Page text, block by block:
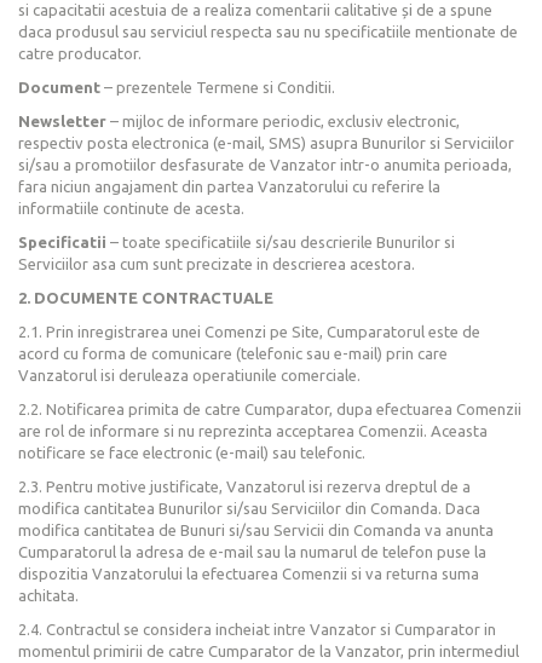
si capacitatii acestuia de a realiza comentarii calitative și de a spune
daca produsul sau serviciul respecta sau nu specificatiile mentionate de
catre producator.
Document – prezentele Termene si Conditii.
Newsletter – mijloc de informare periodic, exclusiv electronic,
respectiv posta electronica (e-mail, SMS) asupra Bunurilor si Serviciilor
si/sau a promotiilor desfasurate de Vanzator intr-o anumita perioada,
fara niciun angajament din partea Vanzatorului cu referire la
informatiile continute de acesta.
Specificatii – toate specificatiile si/sau descrierile Bunurilor si
Serviciilor asa cum sunt precizate in descrierea acestora.
2. DOCUMENTE CONTRACTUALE
2.1. Prin inregistrarea unei Comenzi pe Site, Cumparatorul este de
acord cu forma de comunicare (telefonic sau e-mail) prin care
Vanzatorul isi deruleaza operatiunile comerciale.
2.2. Notificarea primita de catre Cumparator, dupa efectuarea Comenzii
are rol de informare si nu reprezinta acceptarea Comenzii. Aceasta
notificare se face electronic (e-mail) sau telefonic.
2.3. Pentru motive justificate, Vanzatorul isi rezerva dreptul de a
modifica cantitatea Bunurilor si/sau Serviciilor din Comanda. Daca
modifica cantitatea de Bunuri si/sau Servicii din Comanda va anunta
Cumparatorul la adresa de e-mail sau la numarul de telefon puse la
dispozitia Vanzatorului la efectuarea Comenzii si va returna suma
achitata.
2.4. Contractul se considera incheiat intre Vanzator si Cumparator in
momentul primirii de catre Cumparator de la Vanzator, prin intermediul